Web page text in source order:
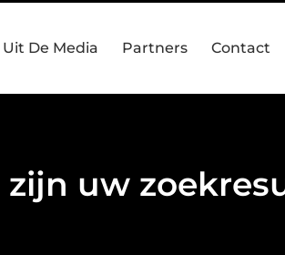
Uit De Media Partners Contact
zijn uw